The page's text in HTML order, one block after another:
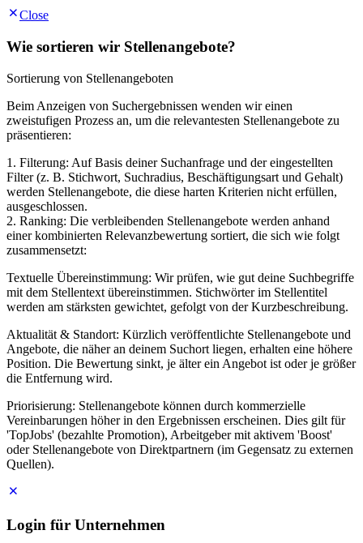
Close
Wie sortieren wir Stellenangebote?
Sortierung von Stellenangeboten
Beim Anzeigen von Suchergebnissen wenden wir einen
zweistufigen Prozess an, um die relevantesten Stellenangebote zu
präsentieren:
1. Filterung: Auf Basis deiner Suchanfrage und der eingestellten
Filter (z. B. Stichwort, Suchradius, Beschäftigungsart und Gehalt)
werden Stellenangebote, die diese harten Kriterien nicht erfüllen,
ausgeschlossen.
2. Ranking: Die verbleibenden Stellenangebote werden anhand
einer kombinierten Relevanzbewertung sortiert, die sich wie folgt
zusammensetzt:
Textuelle Übereinstimmung: Wir prüfen, wie gut deine Suchbegriffe
mit dem Stellentext übereinstimmen. Stichwörter im Stellentitel
werden am stärksten gewichtet, gefolgt von der Kurzbeschreibung.
Aktualität & Standort: Kürzlich veröffentlichte Stellenangebote und
Angebote, die näher an deinem Suchort liegen, erhalten eine höhere
Position. Die Bewertung sinkt, je älter ein Angebot ist oder je größer
die Entfernung wird.
Priorisierung: Stellenangebote können durch kommerzielle
Vereinbarungen höher in den Ergebnissen erscheinen. Dies gilt für
'TopJobs' (bezahlte Promotion), Arbeitgeber mit aktivem 'Boost'
oder Stellenangebote von Direktpartnern (im Gegensatz zu externen
Quellen).
Login für Unternehmen